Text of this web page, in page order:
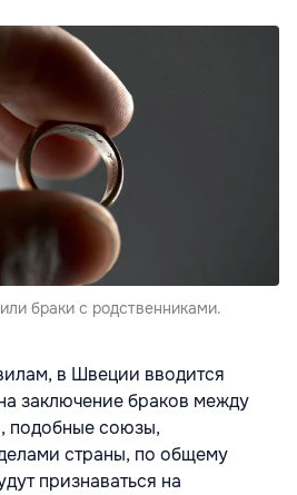
браки с родственниками.
в Швеции вводится
заключение браков между
подобные союзы,
страны, по общему
признаваться на